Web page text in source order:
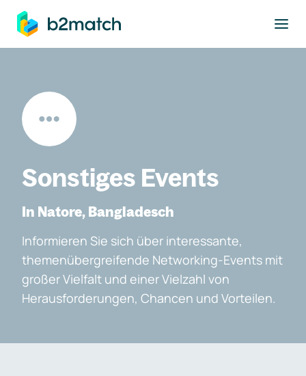
springen
Sonstiges Events
In Natore, Bangladesch
Informieren Sie sich über interessante,
themenübergreifende Networking-Events mit
großer Vielfalt und einer Vielzahl von
Herausforderungen, Chancen und Vorteilen.